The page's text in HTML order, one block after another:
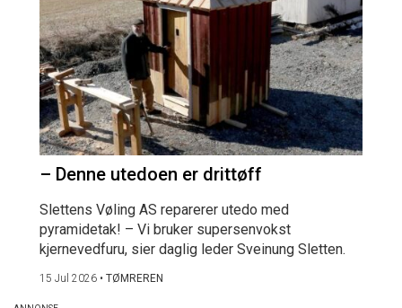
– Denne utedoen er drittøff
Slettens Vøling AS reparerer utedo med
pyramidetak! – Vi bruker supersenvokst
kjernevedfuru, sier daglig leder Sveinung Sletten.
15 Jul 2026 • TØMREREN